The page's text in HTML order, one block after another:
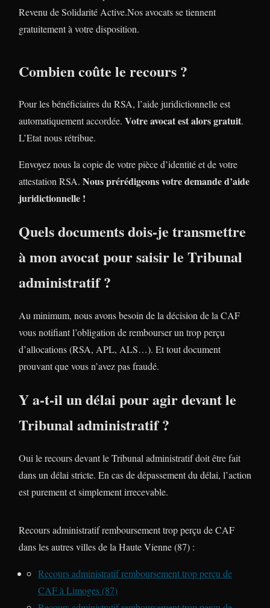
Revenu de Solidarité Active.Nos avocats se tiennent
gratuitement à votre disposition.
Combien coûte le recours ?
Pour les bénéficiaires du RSA, l’aide juridictionnelle est
automatiquement accordée. Votre avocat est alors gratuit.
L’Etat nous rétribue.
Envoyez nous la copie de votre pièce d’identité et de votre
attestation RSA. Nous prérédigeons votre demande d’aide
juridictionnelle !
Quels documents dois-je transmettre
à mon avocat pour saisir le Tribunal
administratif ?
Au minimum, nous avons besoin de la décision de la CAF
vous notifiant l’obligation de rembourser un trop perçu
d’allocations (RSA, APL, ALS…). Et tout document
prouvant que vous n’avez pas fraudé.
Y a-t-il un délai pour agir devant le
Tribunal administratif ?
Oui le recours devant le Tribunal administratif doit être fait
dans un délai stricte. En cas de dépassement du délai, l’action
est purement et simplement irrecevable.
Recours administratif remboursement trop perçu de CAF
dans les autres villes de la Haute Vienne (87) :
Recours administratif remboursement trop perçu de
CAF à Limoges (87)